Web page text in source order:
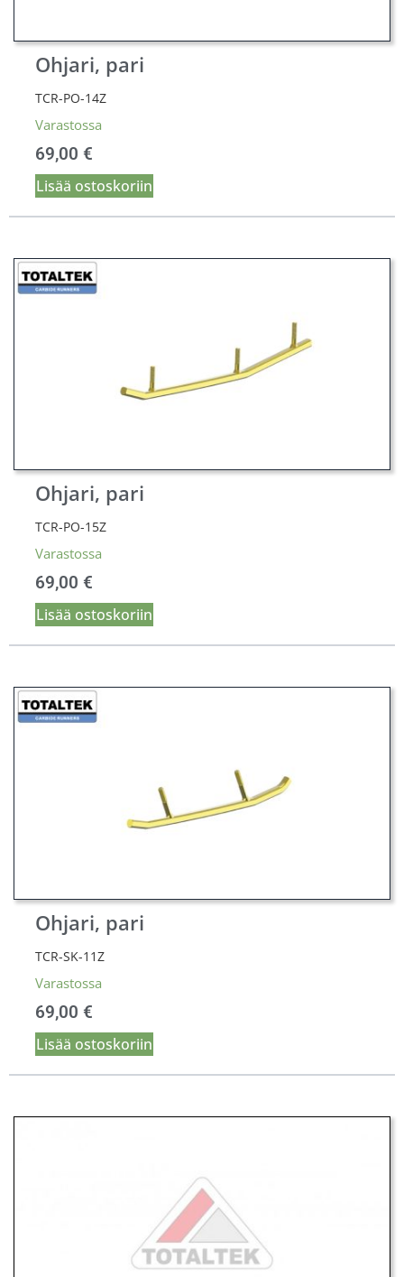
Ohjari, pari
TCR-PO-14Z
Varastossa
69,00 €
Lisää ostoskoriin
Ohjari, pari
TCR-PO-15Z
Varastossa
69,00 €
Lisää ostoskoriin
Ohjari, pari
TCR-SK-11Z
Varastossa
69,00 €
Lisää ostoskoriin